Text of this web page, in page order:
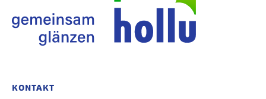
KONTAKT